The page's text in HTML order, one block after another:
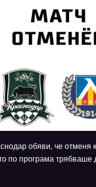
обяви, че отменя
по програма трябваше